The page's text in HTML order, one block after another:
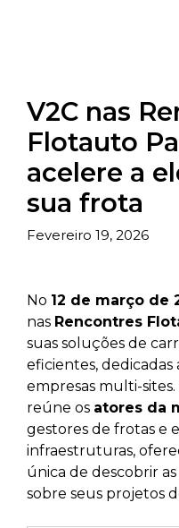
V2C nas
Flotauto
acelere a
sua frota
Fevereiro 19, 2026
No 12 de março de
nas Rencontres
suas soluções de
eficientes, dedicadas
empresas multi-
reúne os atores da
gestores de frotas e
infraestruturas,
única de descobrir
sobre seus projetos